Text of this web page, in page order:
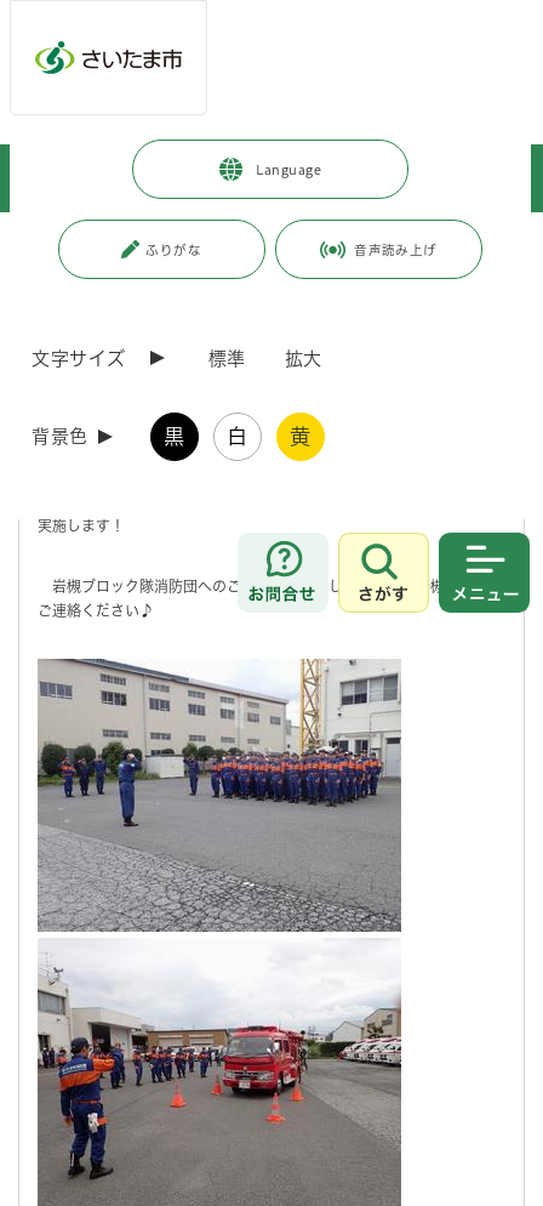
Language
ふりがな 音声読み上げ
文字サイズ 標準 拡大
背景色 黒 白 黄
お問合せ
さがす
岩槻区 安心・安全のために
>
岩槻消防署からのお知らせ
更新日付：2026年7月14日 / ページ番号：C121220
消防団員の方々は、多種多様な業務を遂行するために一生懸命、研修
実施します！
岩槻ブロック隊消防団へのご興味がありましたら、ぜひ岩槻消防署に
ご連絡ください♪